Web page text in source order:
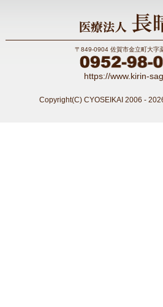
〒849-0904 佐賀市金立町大字
https://www.kirin-
Copyright(C) CYOSEIKAI 2006 -